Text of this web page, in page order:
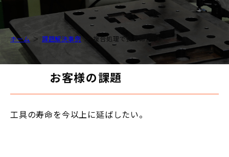
ホーム 課題解決事例 複合処理で長寿命化
お客様の課題
工具の寿命を今以上に延ばしたい。